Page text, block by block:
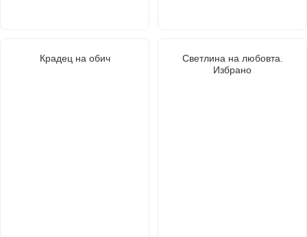
Крадец на обич
Светлина на любовта.
Избрано